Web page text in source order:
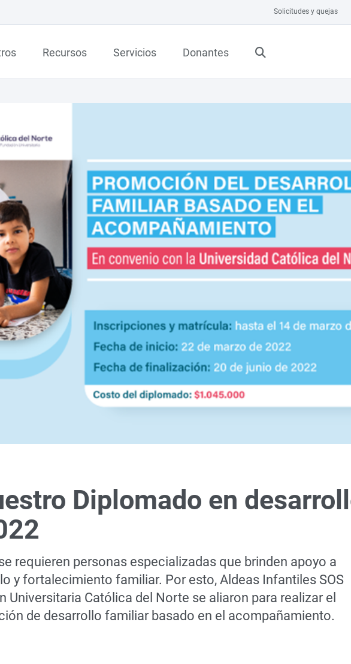
Solicitudes y quejas
Recursos Servicios Donantes
Diplomado en
requieren personas especializadas que brinden apoyo a
y fortalecimiento familiar. Por esto, Aldeas Infantiles SOS
Universitaria Católica del Norte se aliaron para realizar el
de desarrollo familiar basado en el acompañamiento.